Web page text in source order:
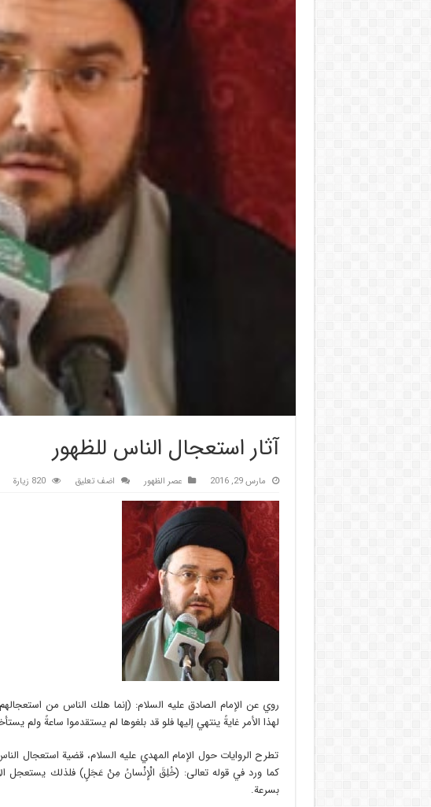
آثار استعجال الناس للظهور
مارس 29, 2016 عصر الظهور اضف تعليق 820 زيارة
روي عن الإمام الصادق عليه السلام: (إنما هلك الناس من
لهذا الأمر غايةً ينتهي إليها فلو قد بلغوها لم يستقدموا ساعةً ولم
تطرح الروايات حول الإمام المهدي عليه السلام، قضية استعجال
كما ورد في قوله تعالى: (خُلِقَ الْإِنْسانُ مِنْ عَجَلٍ) فلذلك يستعجل
بسرعة.